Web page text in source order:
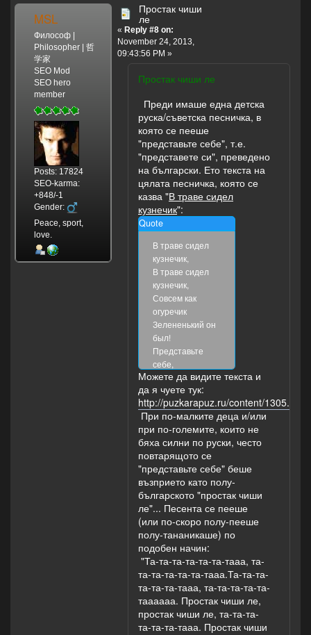
MSL
Философ |
Philosopher | 哲
学家
SEO Mod
SEO hero
member
Posts: 17824
SEO-karma:
+848/-1
Gender:
Peace, sport,
love.
Простак чиши
ле
« Reply #8 on:
November 24, 2013,
09:43:56 PM »
Простак чиши ле
Преди имаше една детска
руска/съветска песничка, в
която се пееше
"представьте себе", т.е.
"представете си", преведено
на български. Ето текста на
цялата песничка, която се
казва "В траве сидел
кузнечик":
Quote
В траве сидел
кузнечик,
В траве сидел
кузнечик,
Совсем как
огуречик
Зелененький он
был!
Представьте
себе,
Представьте
себе,
Совсем как
огуречик,
Представьте
себе,
Представьте
себе,
Зелененький он
был!
Он ел одну лишь
травку,
Он ел одну лишь
травку,
Не трогал и
козявку
И с мухами
дружил!
Представьте
Можете да видите текста и
да я чуете тук:
http://puzkarapuz.ru/content/1305.
При по-малките деца и/или
при по-големите, които не
бяха силни по руски, често
повтарящото се
"представьте себе" беше
възприето като полу-
българското "простак чиши
ле"... Песента се пееше
(или по-скоро полу-пееше
полу-тананикаше) по
подобен начин:
"Та-та-та-та-та-та-тааа, та-
та-та-та-та-та-тааа.Та-та-та-
та-та-та-тааа, та-та-та-та-та-
таааааа. Простак чиши ле,
простак чиши ле, та-та-та-
та-та-та-тааа. Простак чиши